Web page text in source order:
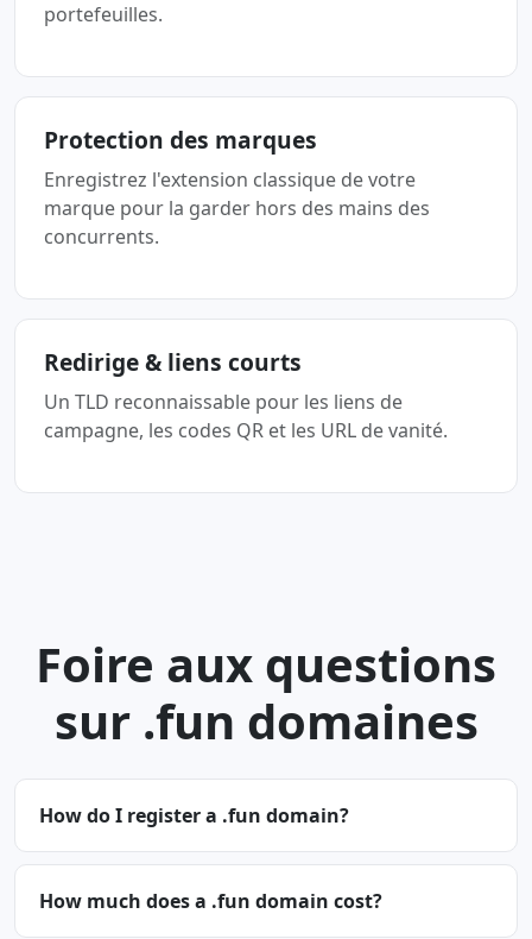
portefeuilles.
Protection des marques
Enregistrez l'extension classique de votre
marque pour la garder hors des mains des
concurrents.
Redirige & liens courts
Un TLD reconnaissable pour les liens de
campagne, les codes QR et les URL de vanité.
Foire aux questions
sur .fun domaines
How do I register a .fun domain?
How much does a .fun domain cost?